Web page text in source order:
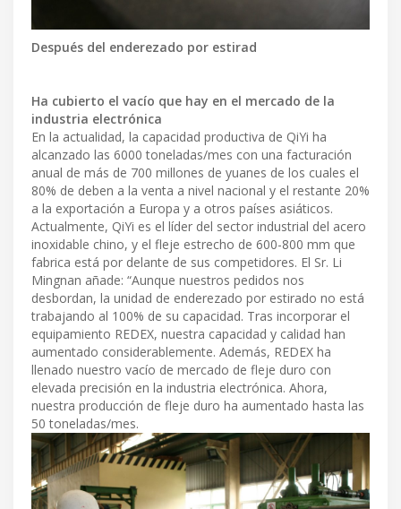
Después del enderezado por estirad
Ha cubierto el vacío que hay en el mercado de la
industria electrónica
En la actualidad, la capacidad productiva de QiYi ha
alcanzado las 6000 toneladas/mes con una facturación
anual de más de 700 millones de yuanes de los cuales el
80% de deben a la venta a nivel nacional y el restante 20%
a la exportación a Europa y a otros países asiáticos.
Actualmente, QiYi es el líder del sector industrial del acero
inoxidable chino, y el fleje estrecho de 600-800 mm que
fabrica está por delante de sus competidores. El Sr. Li
Mingnan añade: “Aunque nuestros pedidos nos
desbordan, la unidad de enderezado por estirado no está
trabajando al 100% de su capacidad. Tras incorporar el
equipamiento REDEX, nuestra capacidad y calidad han
aumentado considerablemente. Además, REDEX ha
llenado nuestro vacío de mercado de fleje duro con
elevada precisión en la industria electrónica. Ahora,
nuestra producción de fleje duro ha aumentado hasta las
50 toneladas/mes.